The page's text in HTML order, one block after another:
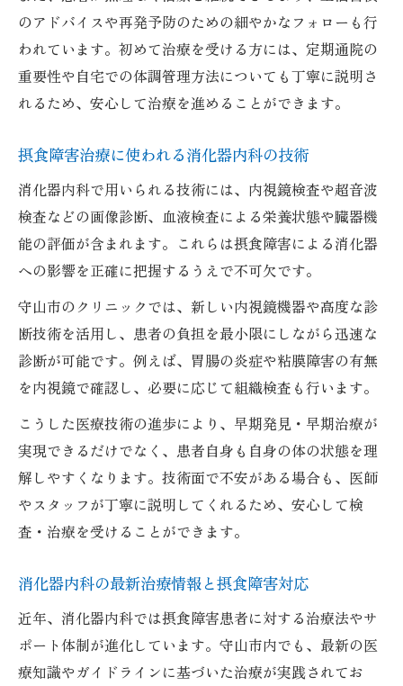
のアドバイスや再発予防のための細やかなフォローも行
われています。初めて治療を受ける方には、定期通院の
重要性や自宅での体調管理方法についても丁寧に説明さ
れるため、安心して治療を進めることができます。
摂食障害治療に使われる消化器内科の技術
消化器内科で用いられる技術には、内視鏡検査や超音波
検査などの画像診断、血液検査による栄養状態や臓器機
能の評価が含まれます。これらは摂食障害による消化器
への影響を正確に把握するうえで不可欠です。
守山市のクリニックでは、新しい内視鏡機器や高度な診
断技術を活用し、患者の負担を最小限にしながら迅速な
診断が可能です。例えば、胃腸の炎症や粘膜障害の有無
を内視鏡で確認し、必要に応じて組織検査も行います。
こうした医療技術の進歩により、早期発見・早期治療が
実現できるだけでなく、患者自身も自身の体の状態を理
解しやすくなります。技術面で不安がある場合も、医師
やスタッフが丁寧に説明してくれるため、安心して検
査・治療を受けることができます。
消化器内科の最新治療情報と摂食障害対応
近年、消化器内科では摂食障害患者に対する治療法やサ
ポート体制が進化しています。守山市内でも、最新の医
療知識やガイドラインに基づいた治療が実践されてお